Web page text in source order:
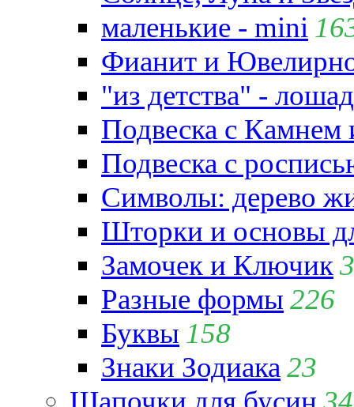
маленькие - mini
Фианит и
"из детства" -
Подвеска с
Подвеска с
Символы: дерево
Шторки и основы
Замочек и Ключик
Разные формы 226
Буквы 158
Знаки Зодиака 23